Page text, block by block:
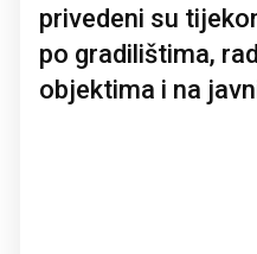
privedeni su
po gradilištima,
objektima i na